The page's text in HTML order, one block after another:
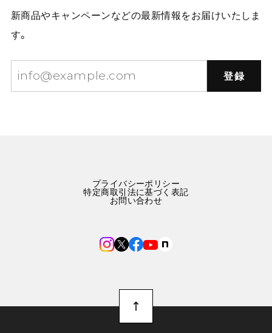
新商品やキャンペーンなどの最新情報をお届けいたしま
す。
登録
プライバシーポリシー
特定商取引法に基づく表記
お問い合わせ